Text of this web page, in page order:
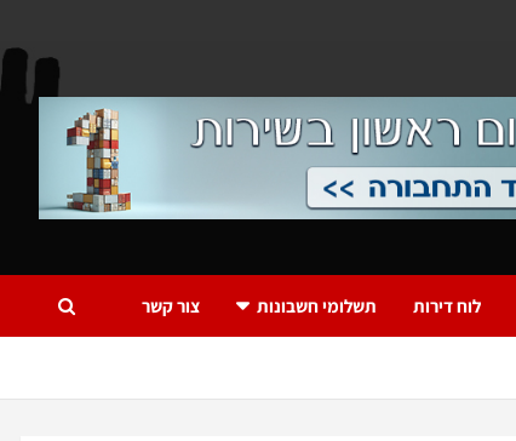
לוח דירות תשלומי חשבונות צור קשר